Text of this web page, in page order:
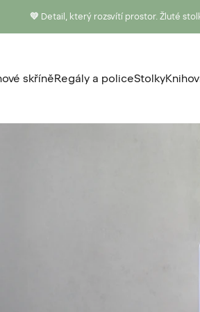
Standardní doprava zdarma
skříněRegály a policeStolky